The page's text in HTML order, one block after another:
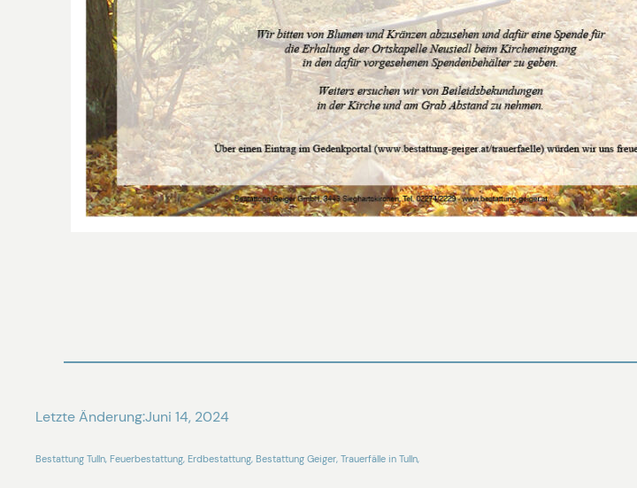
Letzte Änderung:Juni 14, 2024
Bestattung Tulln, Feuerbestattung, Erdbestattung, Bestattung Geiger, Trauerfälle in Tulln,